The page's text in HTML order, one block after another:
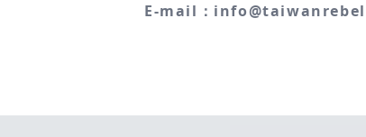
E-mail：